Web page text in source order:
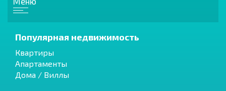
Популярная недвижимость
Квартиры
Апартаменты
Дома / Виллы